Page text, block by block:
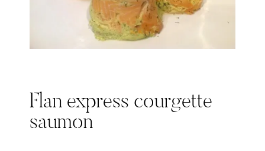
Flan express courgette
saumon